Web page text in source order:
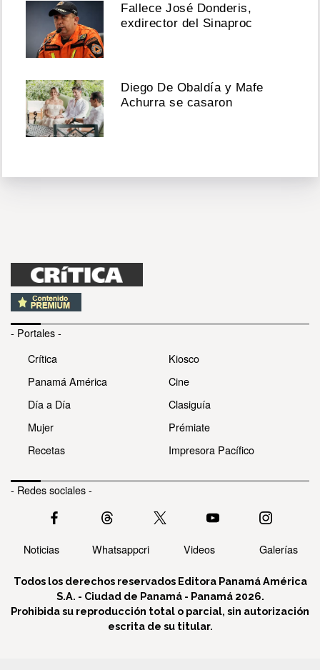
Fallece José Donderis,
exdirector del Sinaproc
Diego De Obaldía y Mafe
Achurra se casaron
- Portales -
Crítica
Panamá América
Día a Día
Mujer
Recetas
Kiosco
Cine
Clasiguía
Prémiate
Impresora Pacífico
- Redes sociales -
Noticias Whatsappcri Videos Galerías
Todos los derechos reservados Editora Panamá América
S.A. - Ciudad de Panamá - Panamá 2026.
Prohibida su reproducción total o parcial, sin autorización
escrita de su titular.